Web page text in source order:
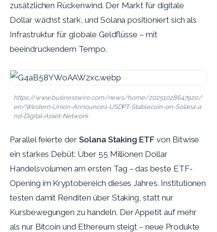
zusätzlichen Rückenwind. Der Markt für digitale
Dollar wächst stark, und Solana positioniert sich als
Infrastruktur für globale Geldflüsse – mit
beeindruckendem Tempo.
https://www.businesswire.com/news/home/20251028647920/
en/Western-Union-Announces-USDPT-Stablecoin-on-Solana-a
nd-Digital-Asset-Network
Parallel feierte der Solana Staking ETF von Bitwise
ein starkes Debüt: Über 55 Millionen Dollar
Handelsvolumen am ersten Tag – das beste ETF-
Opening im Kryptobereich dieses Jahres. Institutionen
testen damit Renditen über Staking, statt nur
Kursbewegungen zu handeln. Der Appetit auf mehr
als nur Bitcoin und Ethereum steigt – neue Produkte